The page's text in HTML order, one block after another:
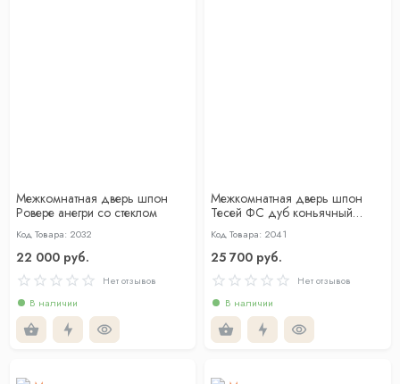
Межкомнатная дверь шпон
Ровере анегри со стеклом
Код Товара: 2032
22 000 руб.
Нет отзывов
В наличии
Межкомнатная дверь шпон
Тесей ФС дуб коньячный
глухая
Код Товара: 2041
25 700 руб.
Нет отзывов
В наличии